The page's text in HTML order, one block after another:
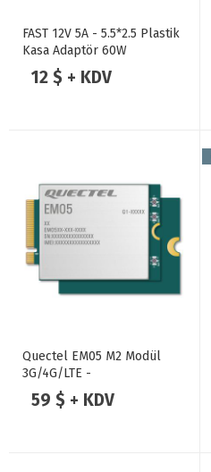
FAST 12V 5A - 5.5*2.5 Plastik
Kasa Adaptör 60W
12 $ + KDV
Quectel EM05 M2 Modül
3G/4G/LTE -
GSM/GPRS/EDGE + WIFI
ANTEN
59 $ + KDV